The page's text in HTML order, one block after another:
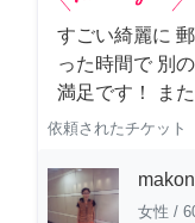
すごい綺麗に
った時間で 別
満足です！ ま
依頼されたチケット
makon
女性 /